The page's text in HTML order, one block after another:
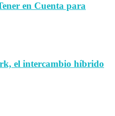
en Cuenta para
el intercambio híbrido